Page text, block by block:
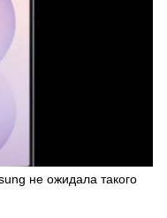
не ожидала такого